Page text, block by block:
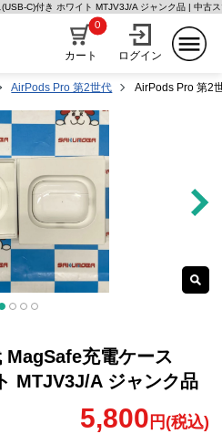
C)付き ホワイト MTJV3J/A ジャンク品 | 中古
カート
0
ログイン
AirPods Pro 第2世代 AirPods Pro 第2
充電ケース
MTJV3J/A ジャンク品
5,800 円(税込)